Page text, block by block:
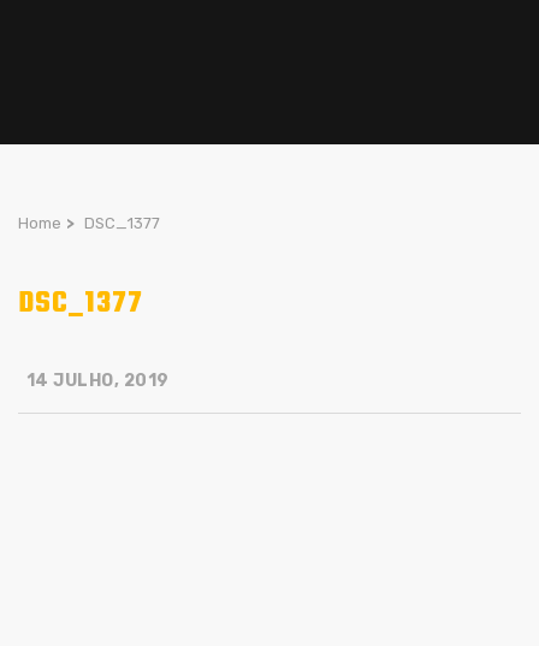
Home > DSC_1377
DSC_1377
14 JULHO, 2019